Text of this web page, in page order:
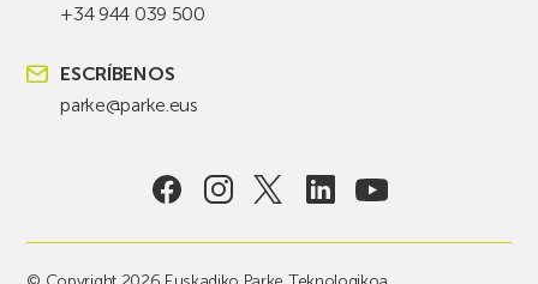
+34 944 039 500
ESCRÍBENOS
parke@parke.eus